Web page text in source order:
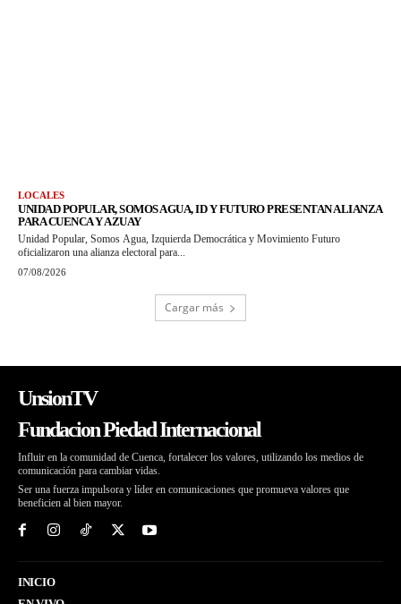
LOCALES
UNIDAD POPULAR, SOMOS AGUA, ID Y FUTURO PRESENTAN ALIANZA
PARA CUENCA Y AZUAY
Unidad Popular, Somos Agua, Izquierda Democrática y Movimiento Futuro
oficializaron una alianza electoral para...
07/08/2026
Cargar más
UnsionTV
Fundacion Piedad Internacional
Influir en la comunidad de Cuenca, fortalecer los valores, utilizando los medios de
comunicación para cambiar vidas.
Ser una fuerza impulsora y líder en comunicaciones que promueva valores que
beneficien al bien mayor.
INICIO